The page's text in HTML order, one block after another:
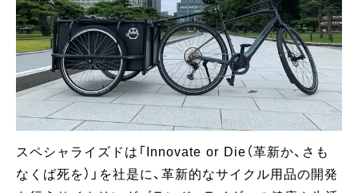
スペシャライズドは「Innovate or Die（革新か、さも
なくば死を）」を社是に、革新的なサイクル用品の開発